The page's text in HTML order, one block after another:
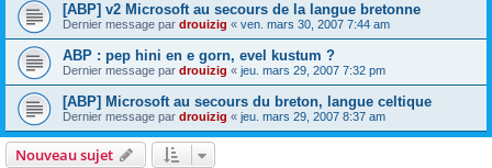
[ABP] v2 Microsoft au secours de la langue bretonne
Dernier message par drouizig « ven. mars 30, 2007 7:44 am
ABP : pep hini en e gorn, evel kustum ?
Dernier message par drouizig « jeu. mars 29, 2007 7:32 pm
[ABP] Microsoft au secours du breton, langue celtique
Dernier message par drouizig « jeu. mars 29, 2007 8:37 am
Nouveau sujet